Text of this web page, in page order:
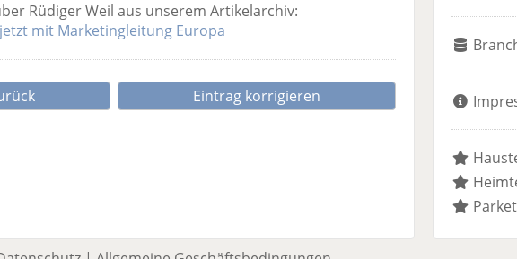
Rüdiger Weil aus unserem Artikelarchiv:
mit Marketingleitung Europa
Eintrag korrigieren